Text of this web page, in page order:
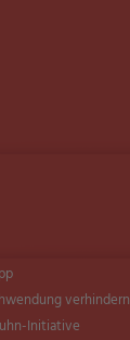
verhindern
Initiative